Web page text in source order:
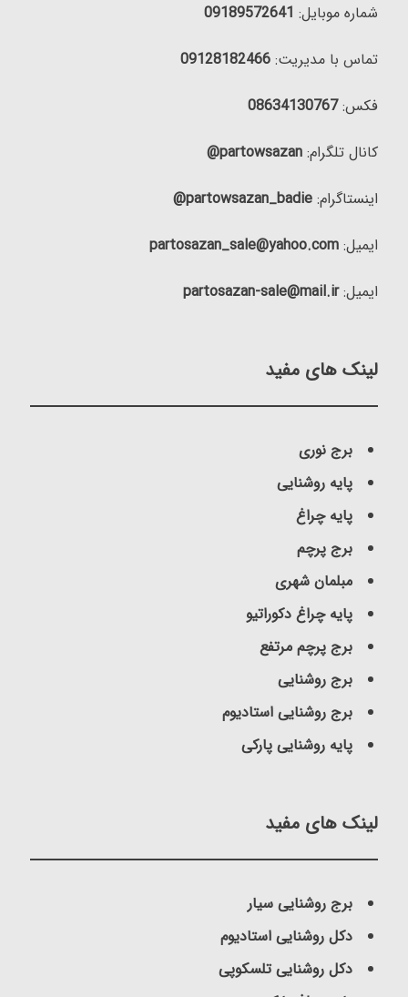
شماره موبایل: 09189572641
تماس با مدیریت:09128182466
فکس:08634130767
کانال تلگرام:partowsazan@
اینستاگرام:partowsazan_badie@
ایمیل:partosazan_sale@yahoo.com
ایمیل:partosazan-sale@mail.ir
لینک های مفید
برج نوری
پایه روشنایی
پایه چراغ
برج پرچم
مبلمان شهری
پایه چراغ دکوراتیو
برج پرچم مرتفع
برج روشنایی
برج روشنایی استادیوم
پایه روشنایی پارکی
لینک های مفید
برج روشنایی سیار
دکل روشنایی استادیوم
دکل روشنایی تلسکوپی